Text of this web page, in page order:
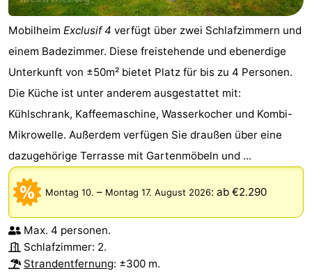
Mobilheim Exclusif 4 verfügt über zwei Schlafzimmern und
einem Badezimmer. Diese freistehende und ebenerdige
Unterkunft von ±50m² bietet Platz für bis zu 4 Personen.
Die Küche ist unter anderem ausgestattet mit:
Kühlschrank, Kaffeemaschine, Wasserkocher und Kombi-
Mikrowelle. Außerdem verfügen Sie draußen über eine
dazugehörige Terrasse mit Gartenmöbeln und ...
Montag 10. – Montag 17. August 2026: ab €2.290
Max. 4 personen.
Schlafzimmer: 2.
Strandentfernung: ±300 m.